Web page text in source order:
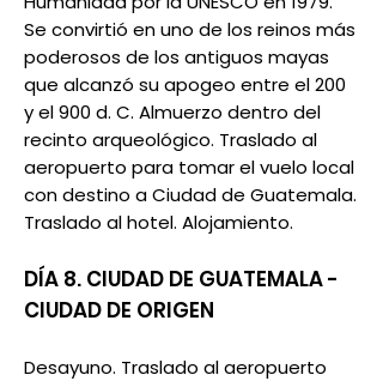
Se convirtió en uno de los reinos más
poderosos de los antiguos mayas
que alcanzó su apogeo entre el 200
y el 900 d. C. Almuerzo dentro del
recinto arqueológico. Traslado al
aeropuerto para tomar el vuelo local
con destino a Ciudad de Guatemala.
Traslado al hotel. Alojamiento.
DÍA 8. CIUDAD DE GUATEMALA-
CIUDAD DE ORIGEN
Desayuno. Traslado al aeropuerto